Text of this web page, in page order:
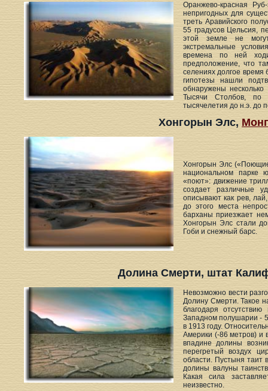
Оранжево-красная
непригодных для
треть Аравийского
55 градусов Цельсия,
этой земле не
экстремальные
времена по ней
предположение, что
селениях долгое время
гипотезы нашли
обнаружены
Тысячи Столбов, по
тысячелетия до н.э. до
Хонгорын Элс,
Хонгорын Элс
национальном парке
«поют»: движение
создает различные
описывают как рев,
до этого места
барханы приезжает
Хонгорын Элс стали
Гоби и снежный барс.
Долина Смерти, штат
Невозможно вести
Долину Смерти. Такое
благодаря
Западном полушарии -
в 1913 году.
Америки (-86 метров) и
впадине долины
перегретый воздух
области. Пустыня таит
долины валуны
Какая сила
неизвестно.